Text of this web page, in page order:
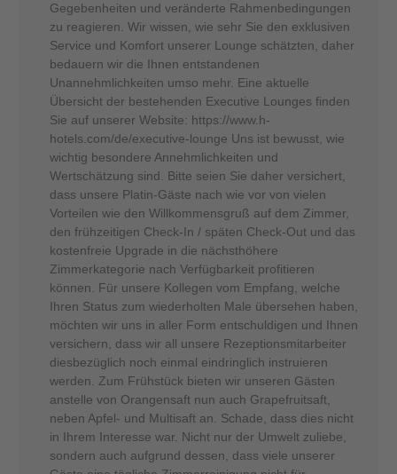
Gegebenheiten und veränderte Rahmenbedingungen
zu reagieren. Wir wissen, wie sehr Sie den exklusiven
Service und Komfort unserer Lounge schätzten, daher
bedauern wir die Ihnen entstandenen
Unannehmlichkeiten umso mehr. Eine aktuelle
Übersicht der bestehenden Executive Lounges finden
Sie auf unserer Website: https://www.h-
hotels.com/de/executive-lounge Uns ist bewusst, wie
wichtig besondere Annehmlichkeiten und
Wertschätzung sind. Bitte seien Sie daher versichert,
dass unsere Platin-Gäste nach wie vor von vielen
Vorteilen wie den Willkommensgruß auf dem Zimmer,
den frühzeitigen Check-In / späten Check-Out und das
kostenfreie Upgrade in die nächsthöhere
Zimmerkategorie nach Verfügbarkeit profitieren
können. Für unsere Kollegen vom Empfang, welche
Ihren Status zum wiederholten Male übersehen haben,
möchten wir uns in aller Form entschuldigen und Ihnen
versichern, dass wir all unsere Rezeptionsmitarbeiter
diesbezüglich noch einmal eindringlich instruieren
werden. Zum Frühstück bieten wir unseren Gästen
anstelle von Orangensaft nun auch Grapefruitsaft,
neben Apfel- und Multisaft an. Schade, dass dies nicht
in Ihrem Interesse war. Nicht nur der Umwelt zuliebe,
sondern auch aufgrund dessen, dass viele unserer